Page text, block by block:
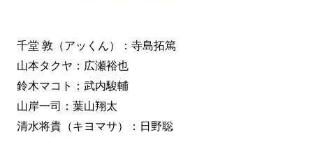
千堂 敦（アッくん）：寺島拓篤
山本タクヤ：広瀬裕也
鈴木マコト：武内駿輔
山岸一司：葉山翔太
清水将貴（キヨマサ）：日野聡